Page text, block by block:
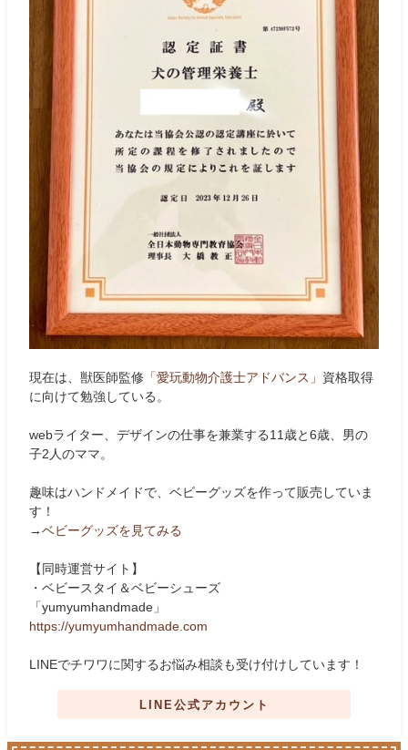
現在は、獣医師監修 「愛玩動物介護士アドバンス」 資格取得
に向けて勉強している。
webライター、デザインの仕事を兼業する11歳と6歳、男の
子2人のママ。
趣味はハンドメイドで、ベビーグッズを作って販売していま
す！
→ベビーグッズを見てみる
【同時運営サイト】
・ベビースタイ＆ベビーシューズ
「yumyumhandmade」
https://yumyumhandmade.com
LINEでチワワに関するお悩み相談も受け付けしています！
LINE公式アカウント